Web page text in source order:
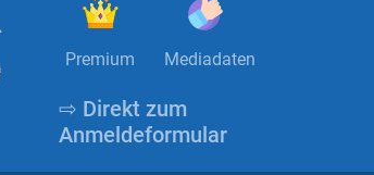
Premium Mediadaten
⇨ Direkt zum
Anmeldeformular